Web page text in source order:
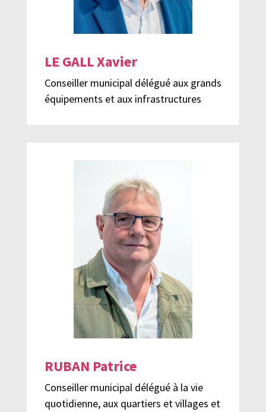
LE GALL Xavier
Conseiller municipal délégué aux grands
équipements et aux infrastructures
RUBAN Patrice
Conseiller municipal délégué à la vie
quotidienne, aux quartiers et villages et